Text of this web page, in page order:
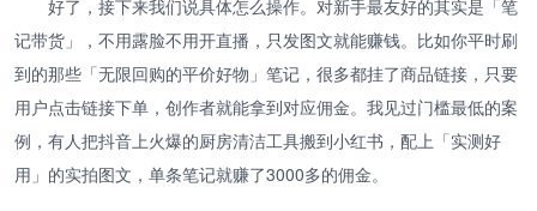
好了，接下来我们说具体怎么操作。对新手最友好的其实是「笔
记带货」，不用露脸不用开直播，只发图文就能赚钱。比如你平时刷
到的那些「无限回购的平价好物」笔记，很多都挂了商品链接，只要
用户点击链接下单，创作者就能拿到对应佣金。我见过门槛最低的案
例，有人把抖音上火爆的厨房清洁工具搬到小红书，配上「实测好
用」的实拍图文，单条笔记就赚了3000多的佣金。